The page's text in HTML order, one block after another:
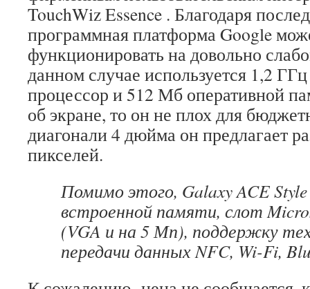
TouchWiz Essence . Благодаря
программная платформа Google
функционировать на довольно
данном случае используется 1,2
процессор и 512 Мб оперативной
об экране, то он не плох для
диагонали 4 дюйма он предлагает
пикселей.
Помимо этого, Galaxy ACE
встроенной памяти, слот
(VGA и на 5 Мп), поддержку
передачи данных NFC, Wi-Fi,